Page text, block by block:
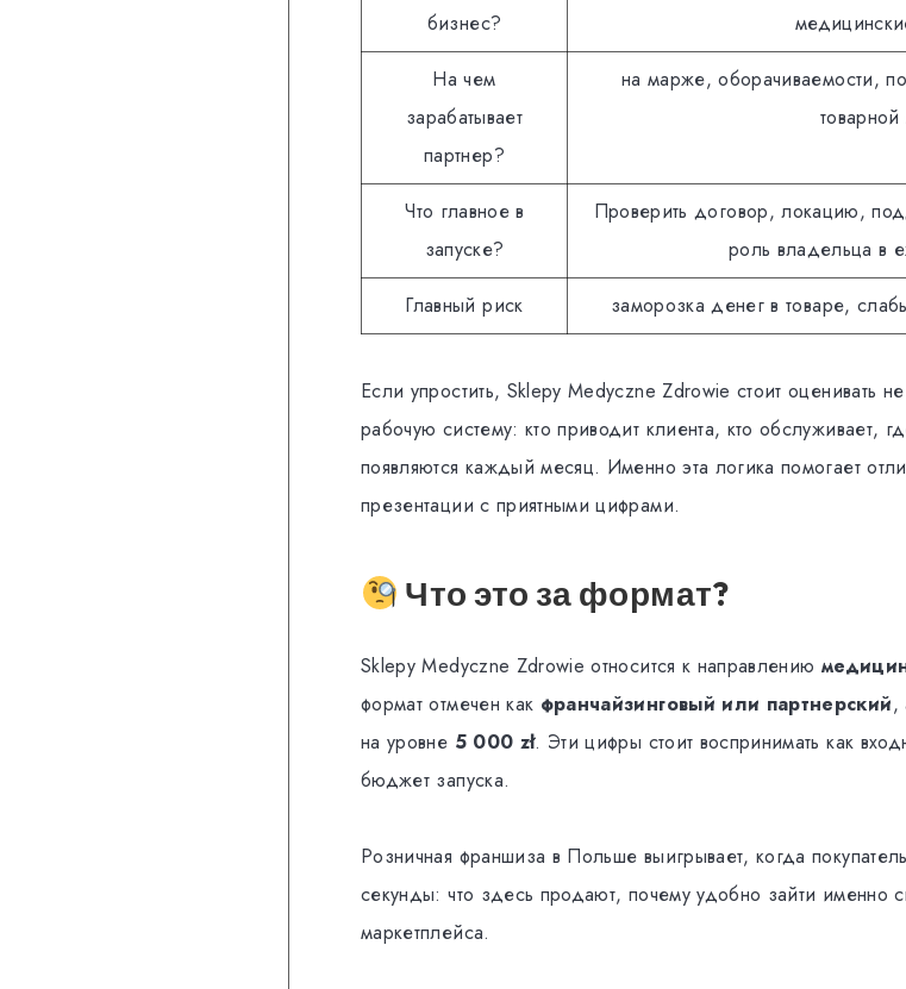
бизнес?
На чем
зарабатывает
партнер?
на марже, оборачиваемости,
Что главное в
запуске?
Проверить договор, локацию,
роль владельца в
Главный риск заморозка денег в товаре,
Если упростить, Sklepy Medyczne Zdrowie стоит оценивать
рабочую систему: кто приводит клиента, кто обслуживает,
появляются каждый месяц. Именно эта логика помогает
презентации с приятными цифрами.
Что это за формат?
Sklepy Medyczne Zdrowie относится к направлению
формат отмечен как франчайзинговый или партнерский,
на уровне 5 000 zł. Эти цифры стоит воспринимать как
бюджет запуска.
Розничная франшиза в Польше выигрывает, когда
секунды: что здесь продают, почему удобно зайти именно
маркетплейса.